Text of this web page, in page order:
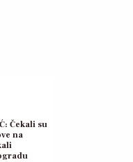
Čekali su
na